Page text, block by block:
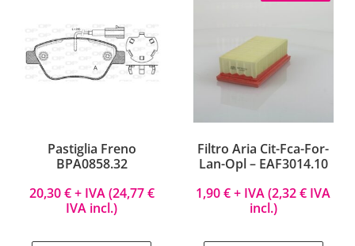
Pastiglia Freno
BPA0858.32
20,30€+ IVA (24,77€
IVA incl.)
Filtro Aria Cit-Fca-For-
Lan-Opl – EAF3014.10
1,90€+ IVA (2,32€ IVA
incl.)